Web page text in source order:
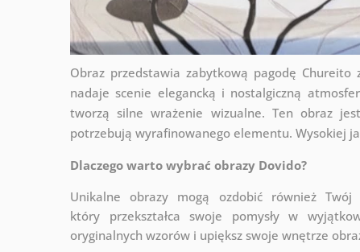
Obraz przedstawia zabytkową pagodę
nadaje scenie elegancką i nostalgiczną
tworzą silne wrażenie wizualne. Ten obraz
potrzebują wyrafinowanego elementu. Wysokiej
Dlaczego warto wybrać obrazy Dovido?
Unikalne obrazy mogą ozdobić również Twój
który przekształca swoje pomysły w
oryginalnych wzorów i upiększ swoje wnętrze